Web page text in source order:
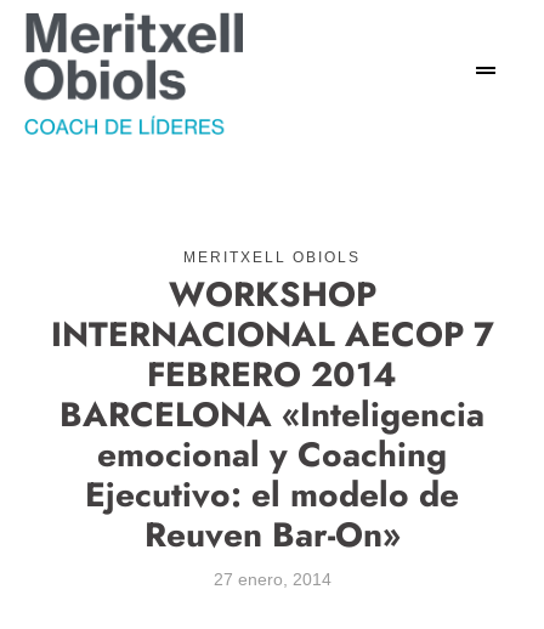
MERITXELL OBIOLS
WORKSHOP
INTERNACIONAL AECOP 7
FEBRERO 2014
BARCELONA «Inteligencia
emocional y Coaching
Ejecutivo: el modelo de
Reuven Bar-On»
27 enero, 2014